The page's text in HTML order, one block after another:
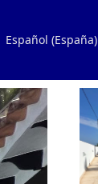
Español (España)